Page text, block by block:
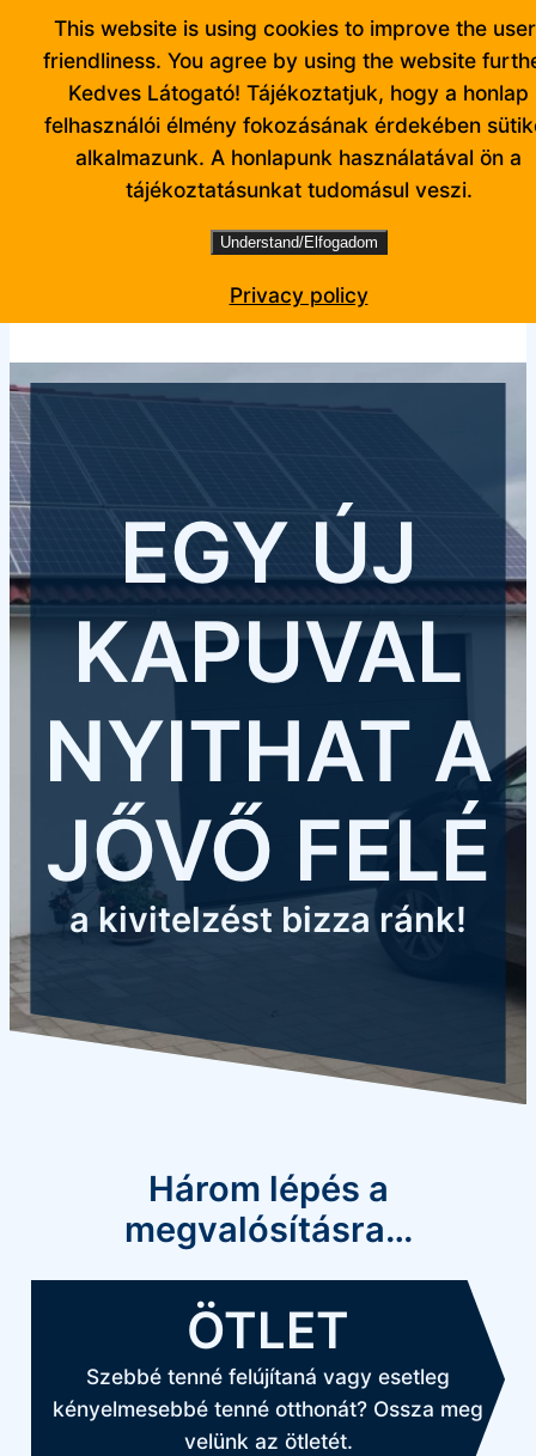
Ugrás
tartalomhoz
Facebook
EGY ÚJ
KAPUVAL
NYITHAT A
JŐVŐ FELÉ
a kivitelzést bizza ránk!
Három lépés a
megvalósításra…
ÖTLET
Szebbé tenné felújítaná vagy esetleg
kényelmesebbé tenné otthonát? Ossza meg
velünk az ötletét.
This website is using cookies to improve the
friendliness. You agree by using the website
Kedves Látogató! Tájékoztatjuk, hogy a honlap
felhasználói élmény fokozásának érdekében
alkalmazunk. A honlapunk használatával ön a
tájékoztatásunkat tudomásul veszi.
Understand/Elfogadom
Privacy policy